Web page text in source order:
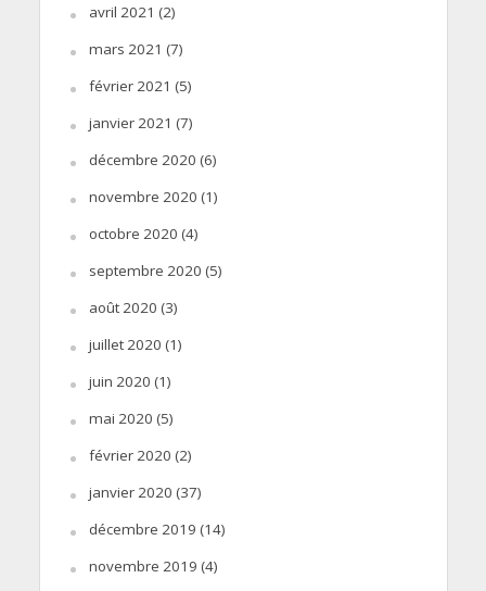
avril 2021 (2)
mars 2021 (7)
février 2021 (5)
janvier 2021 (7)
décembre 2020 (6)
novembre 2020 (1)
octobre 2020 (4)
septembre 2020 (5)
août 2020 (3)
juillet 2020 (1)
juin 2020 (1)
mai 2020 (5)
février 2020 (2)
janvier 2020 (37)
décembre 2019 (14)
novembre 2019 (4)